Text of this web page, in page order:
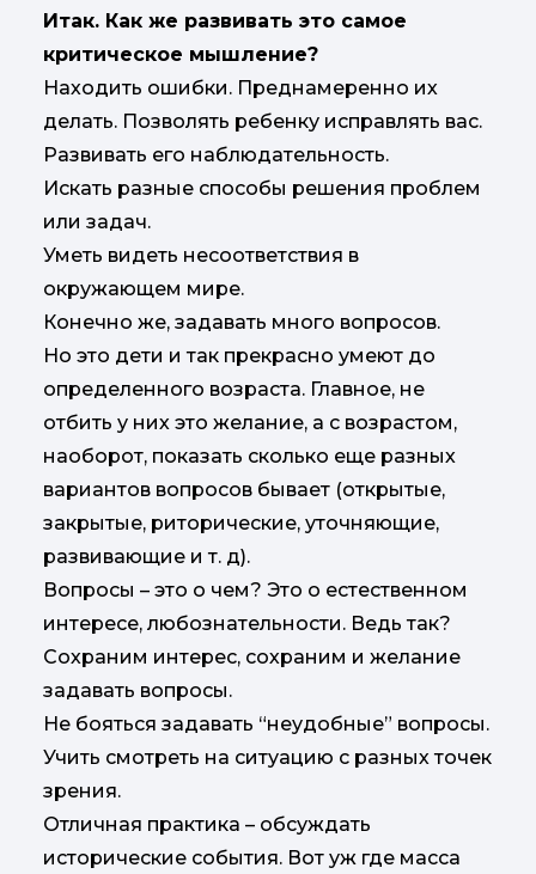
Итак. Как же развивать это самое
критическое мышление?
Находить ошибки. Преднамеренно их
делать. Позволять ребенку исправлять вас.
Развивать его наблюдательность.
Искать разные способы решения проблем
или задач.
Уметь видеть несоответствия в
окружающем мире.
Конечно же, задавать много вопросов.
Но это дети и так прекрасно умеют до
определенного возраста. Главное, не
отбить у них это желание, а с возрастом,
наоборот, показать сколько еще разных
вариантов вопросов бывает (открытые,
закрытые, риторические, уточняющие,
развивающие и т. д).
Вопросы – это о чем? Это о естественном
интересе, любознательности. Ведь так?
Сохраним интерес, сохраним и желание
задавать вопросы.
Не бояться задавать “неудобные” вопросы.
Учить смотреть на ситуацию с разных точек
зрения.
Отличная практика – обсуждать
исторические события. Вот уж где масса